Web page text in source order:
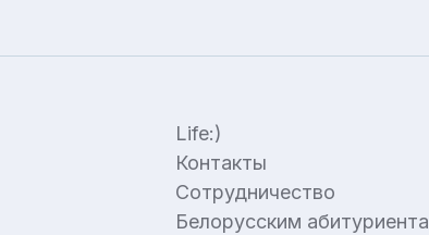
Life:)
Контакты
Сотрудничество
Белорусским